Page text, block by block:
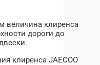
величина клиренса
дороги до
клиренса JAECOO